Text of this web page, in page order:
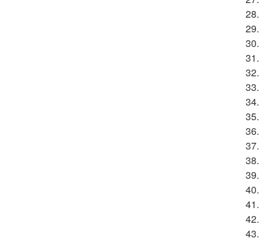
28.
29.
30.
31.
32.
33.
34.
35.
36.
37.
38.
39.
40.
41.
42.
43.